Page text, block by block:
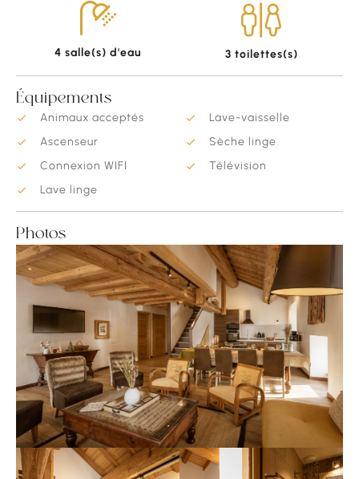
4 salle(s) d'eau 3 toilettes(s)
Équipements
Animaux acceptés
Ascenseur
Connexion WIFI
Lave linge
Lave-vaisselle
Sèche linge
Télévision
Photos